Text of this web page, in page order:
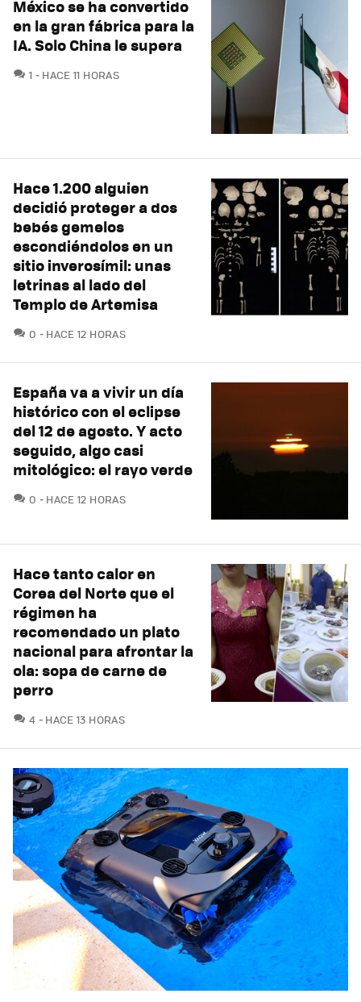
México se ha convertido
en la gran fábrica para la
IA. Solo China le supera
1 COMENTARIOS
HACE 11 HORAS
Hace 1.200 alguien
decidió proteger a dos
bebés gemelos
escondiéndolos en un
sitio inverosímil: unas
letrinas al lado del
Templo de Artemisa
0 COMENTARIOS
HACE 12 HORAS
España va a vivir un día
histórico con el eclipse
del 12 de agosto. Y acto
seguido, algo casi
mitológico: el rayo verde
0 COMENTARIOS
HACE 12 HORAS
Hace tanto calor en
Corea del Norte que el
régimen ha
recomendado un plato
nacional para afrontar la
ola: sopa de carne de
perro
4 COMENTARIOS
HACE 13 HORAS